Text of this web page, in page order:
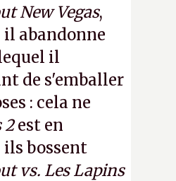
New Vegas,
il abandonne
il
de s'emballer
: cela ne
2est en
ils bossent
vs. Les Lapins